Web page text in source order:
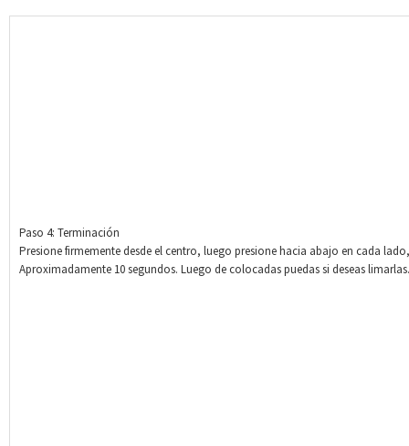
Paso 4: Terminación
Presione firmemente desde el centro, luego presione hacia abajo en cada
Aproximadamente 10 segundos. Luego de colocadas puedas si deseas limarlas.